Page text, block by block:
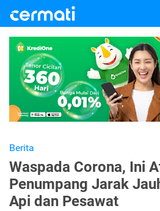
Berita
Waspada Corona, Ini
Penumpang Jarak
Api dan Pesawat